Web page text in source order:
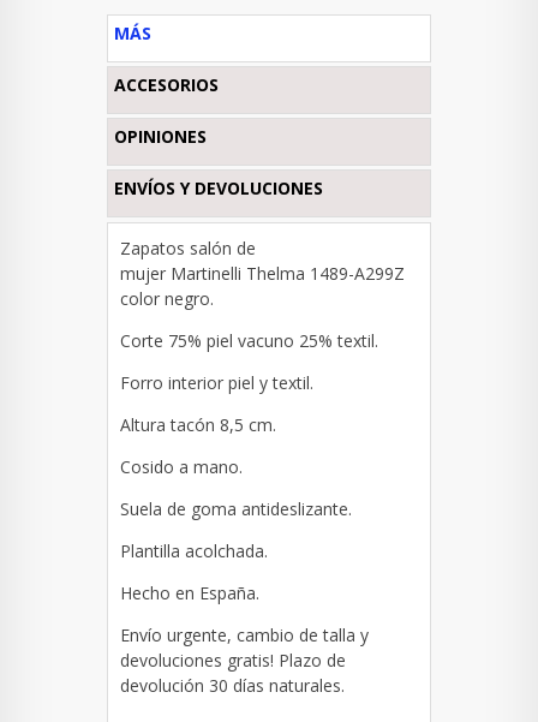
MÁS
ACCESORIOS
OPINIONES
ENVÍOS Y DEVOLUCIONES
Zapatos salón de
mujer Martinelli Thelma 1489-A299Z
color negro.
Corte 75% piel vacuno 25% textil.
Forro interior piel y textil.
Altura tacón 8,5 cm.
Cosido a mano.
Suela de goma antideslizante.
Plantilla acolchada.
Hecho en España.
Envío urgente, cambio de talla y
devoluciones gratis! Plazo de
devolución 30 días naturales.